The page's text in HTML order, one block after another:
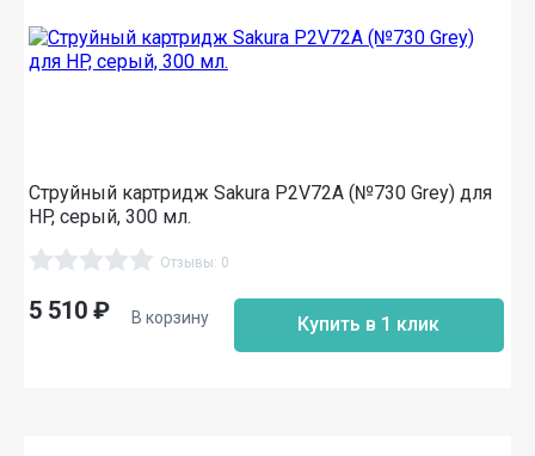
Струйный картридж Sakura P2V72A (№730 Grey) для
HP, серый, 300 мл.
Отзывы: 0
5 510 ₽ В корзину Купить в 1 клик